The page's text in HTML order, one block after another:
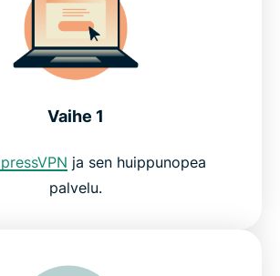
Vaihe 1
ja sen huippunopea
palvelu.